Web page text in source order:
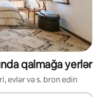
qalmağa yerlər
evlər və s. bron edin